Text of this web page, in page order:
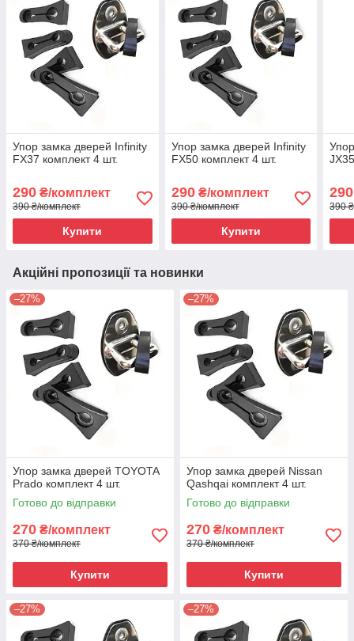
Упор замка дверей Infinity
FX37 комплект 4 шт.
290 ₴/комплект
390 ₴/комплект
Купити
Упор замка дверей Infinity
FX50 комплект 4 шт.
290₴/комплект
390 ₴/комплект
Купити
290
390
Акційні пропозиції та новинки
–27%
Упор замка дверей TOYOTA
Prado комплект 4 шт.
Готово до відправки
270 ₴/комплект
370 ₴/комплект
Купити
–27%
Упор замка дверей Nissan
Qashqai комплект 4 шт.
Готово до відправки
270 ₴/комплект
370 ₴/комплект
Купити
–27% –27%